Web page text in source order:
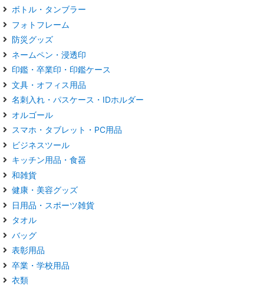
ボトル・タンブラー
フォトフレーム
防災グッズ
ネームペン・浸透印
印鑑・卒業印・印鑑ケース
文具・オフィス用品
名刺入れ・パスケース・IDホルダー
オルゴール
スマホ・タブレット・PC用品
ビジネスツール
キッチン用品・食器
和雑貨
健康・美容グッズ
日用品・スポーツ雑貨
タオル
バッグ
表彰用品
卒業・学校用品
衣類